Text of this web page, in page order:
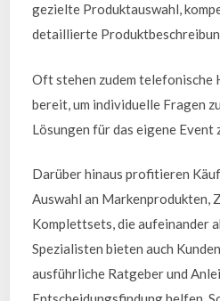
gezielte Produktauswahl,
detaillierte
Oft stehen zudem telefonische
bereit, um individuelle Fragen
Lösungen für das eigene Event
Darüber hinaus profitieren
Auswahl an Markenprodukten,
Komplettsets, die aufeinander
Spezialisten bieten auch
ausführliche Ratgeber und